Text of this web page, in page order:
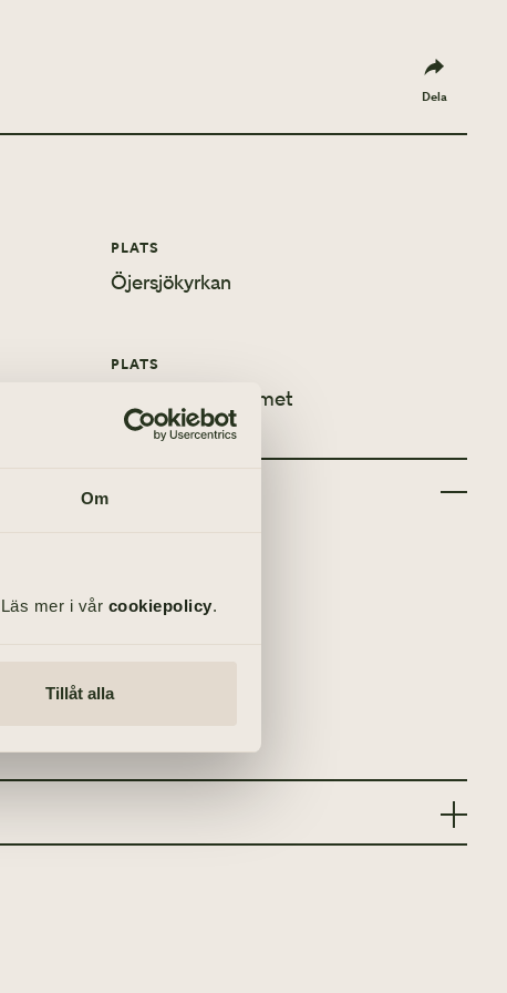
Om
mer i vår cookiepolicy.
Tillåt alla
Dela
PLATS
Öjersjökyrkan
PLATS
Församlingshemmet